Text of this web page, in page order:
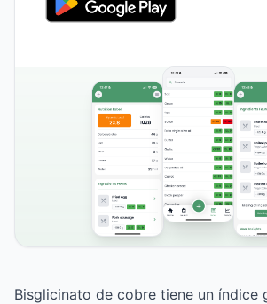
Bisglicinato de cobre tiene un índice